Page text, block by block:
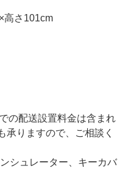
高さ101cm
の配送設置料金は含まれ
承りますので、ご相談く
シュレーター、キーカバ